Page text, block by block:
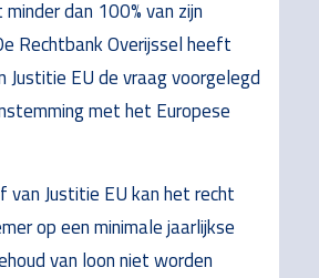
dan 100% van zijn
Rechtbank Overijssel heeft
Justitie EU de vraag voorgelegd
met het Europese
van Justitie EU kan het recht
op een minimale jaarlijkse
van loon niet worden